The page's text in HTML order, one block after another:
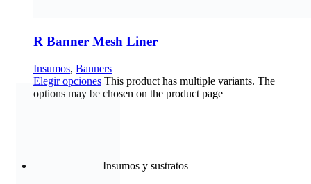
Los mejores materiales para tus mejores proyectos